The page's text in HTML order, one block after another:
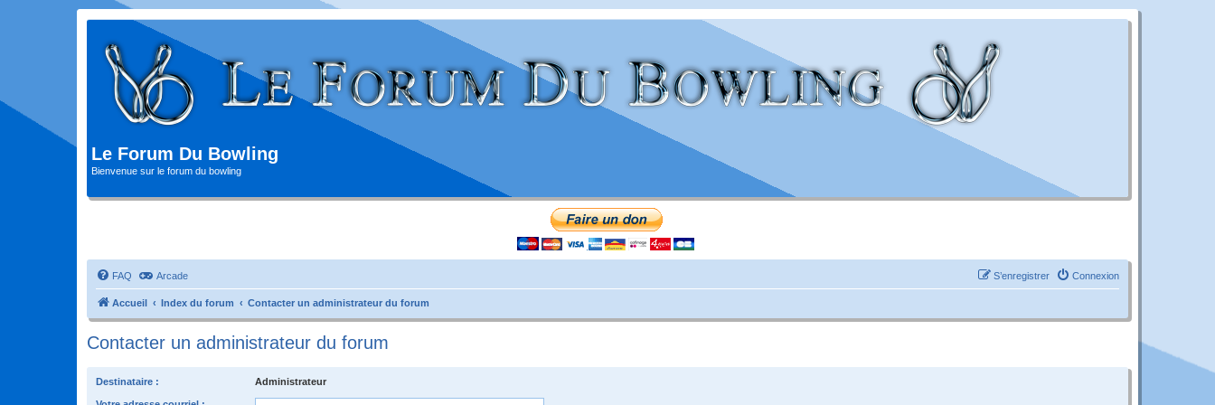
Le Forum Du Bowling
Bienvenue sur le forum du bowling
FAQ Arcade Connexion
S’enregistrer
Accueil Index du forum Contacter un administrateur du forum
Contacter un administrateur du forum
Destinataire : Administrateur